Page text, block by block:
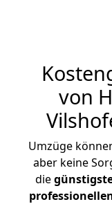
von
Umzüge
aber keine
die